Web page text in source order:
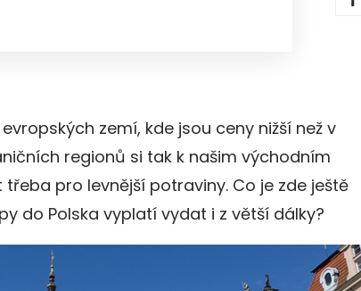
zemí, kde jsou ceny nižší než v
regionů si tak k našim východním
pro levnější potraviny. Co je zde ještě
do Polska vyplatí vydat i z větší dálky?